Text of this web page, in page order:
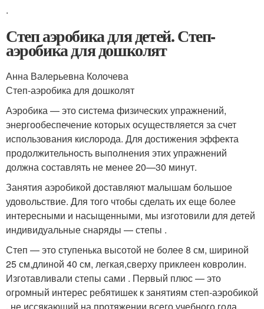
.
Степ аэробика для детей. Степ-
аэробика для дошколят
Анна Валерьевна Колочева
Степ-аэробика для дошколят
Аэробика — это система физических упражнений,
энергообеспечение которых осуществляется за счет
использования кислорода. Для достижения эффекта
продолжительность выполнения этих упражнений
должна составлять не менее 20—30 минут.
Занятия аэробикой доставляют малышам большое
удовольствие. Для того чтобы сделать их еще более
интересными и насыщенными, мы изготовили для детей
индивидуальные снаряды — степы .
Степ — это ступенька высотой не более 8 см, шириной
25 см,длиной 40 см, легкая,сверху приклеен ковролин.
Изготавливали степы сами . Первый плюс — это
огромный интерес ребятишек к занятиям степ-аэробикой